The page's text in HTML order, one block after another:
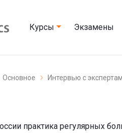
Курсы Экзамены
Основное Интервью с
практика регулярных